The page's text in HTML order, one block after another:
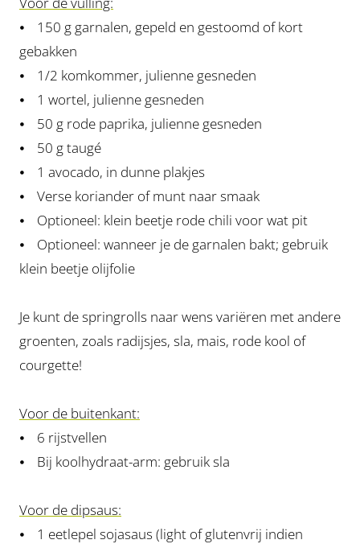
⦁ 150 g garnalen, gepeld en gestoomd of kort
gebakken
⦁ 1/2 komkommer, julienne gesneden
⦁ 1 wortel, julienne gesneden
⦁ 50 g rode paprika, julienne gesneden
⦁ 50 g taugé
⦁ 1 avocado, in dunne plakjes
⦁ Verse koriander of munt naar smaak
⦁ Optioneel: klein beetje rode chili voor wat pit
⦁ Optioneel: wanneer je de garnalen bakt; gebruik
klein beetje olijfolie
Je kunt de springrolls naar wens variëren met andere
groenten, zoals radijsjes, sla, mais, rode kool of
courgette!
Voor de buitenkant:
⦁ 6 rijstvellen
⦁ Bij koolhydraat-arm: gebruik sla
Voor de dipsaus:
⦁ 1 eetlepel sojasaus (light of glutenvrij indien